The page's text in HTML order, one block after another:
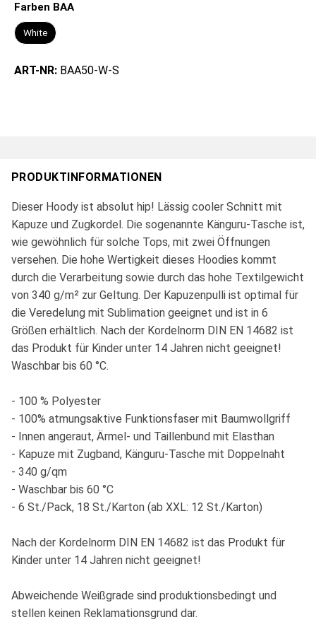
Farben BAA
White
ART-NR: BAA50-W-S
PRODUKTINFORMATIONEN
Dieser Hoody ist absolut hip! Lässig cooler Schnitt mit
Kapuze und Zugkordel. Die sogenannte Känguru-Tasche ist,
wie gewöhnlich für solche Tops, mit zwei Öffnungen
versehen. Die hohe Wertigkeit dieses Hoodies kommt
durch die Verarbeitung sowie durch das hohe Textilgewicht
von 340 g/m² zur Geltung. Der Kapuzenpulli ist optimal für
die Veredelung mit Sublimation geeignet und ist in 6
Größen erhältlich. Nach der Kordelnorm DIN EN 14682 ist
das Produkt für Kinder unter 14 Jahren nicht geeignet!
Waschbar bis 60 °C.
- 100 % Polyester
- 100% atmungsaktive Funktionsfaser mit Baumwollgriff
- Innen angeraut, Ärmel- und Taillenbund mit Elasthan
- Kapuze mit Zugband, Känguru-Tasche mit Doppelnaht
- 340 g/qm
- Waschbar bis 60 °C
- 6 St./Pack, 18 St./Karton (ab XXL: 12 St./Karton)
Nach der Kordelnorm DIN EN 14682 ist das Produkt für
Kinder unter 14 Jahren nicht geeignet!
Abweichende Weißgrade sind produktionsbedingt und
stellen keinen Reklamationsgrund dar.